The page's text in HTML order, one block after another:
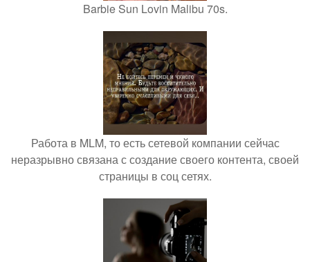
Barbie Sun Lovin Malibu 70s.
Работа в MLM, то есть сетевой компании сейчас
неразрывно связана с создание своего контента, своей
страницы в соц сетях.